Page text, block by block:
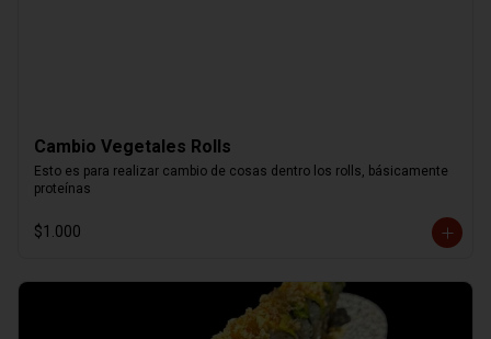
Cambio Vegetales Rolls
Esto es para realizar cambio de cosas dentro los rolls, básicamente
proteínas
$1.000